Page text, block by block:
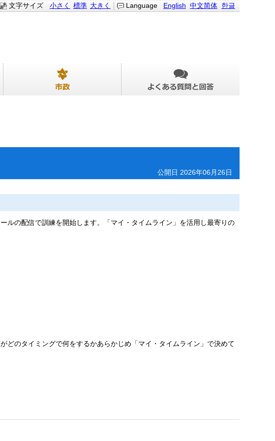
Language English 中文简体 한글
文字サイズ 小さく 標準 大きく
公開日 2026年06月26日
の配信で訓練を開始します。「マイ・タイムライン」を活用し最寄りの
のタイミングで何をするかあらかじめ「マイ・タイムライン」で決めて